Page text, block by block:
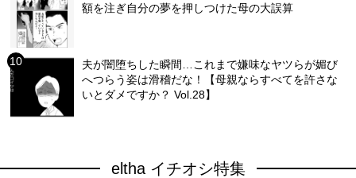
額を注ぎ自分の夢を押しつけた母の大誤算
夫が闇堕ちした瞬間…これまで嫌味なヤツらが媚び
へつらう姿は滑稽だな！【母親ならすべてを許さな
いとダメですか？ Vol.28】
eltha イチオシ特集